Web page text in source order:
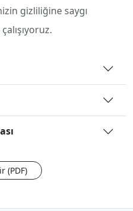
gizliliğine saygı
(PDF)